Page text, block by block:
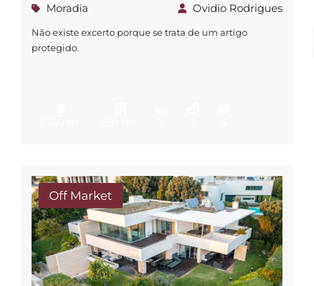
Moradia
Ovidio Rodrigues
Não existe excerto porque se trata de um artigo
protegido.
Off Market